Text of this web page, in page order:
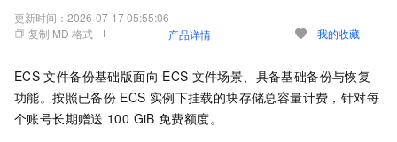
更新时间： 2026-07-17 05:55:06
复制 MD 格式
产品详情 我的收藏
ECS 文件备份基础版面向 ECS 文件场景、具备基础备份与恢复
功能。按照已备份 ECS 实例下挂载的块存储总容量计费，针对每
个账号长期赠送 100 GiB 免费额度。